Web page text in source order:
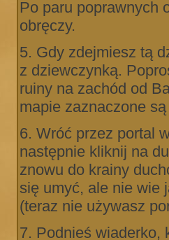
Po paru poprawnych
obręczy.
5. Gdy zdejmiesz tą
z dziewczynką.
ruiny na zachód od
mapie zaznaczone
6. Wróć przez portal
następnie kliknij na
znowu do krainy
się umyć, ale nie wie
(teraz nie używasz
7. Podnieś wiaderko,